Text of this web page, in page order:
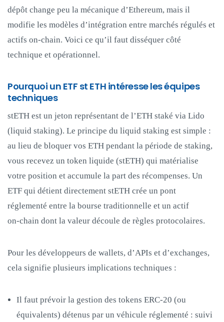
dépôt change peu la mécanique d’Ethereum, mais il
modifie les modèles d’intégration entre marchés régulés et
actifs on‑chain. Voici ce qu’il faut disséquer côté
technique et opérationnel.
Pourquoi un ETF st ETH intéresse les équipes
techniques
stETH est un jeton représentant de l’ETH staké via Lido
(liquid staking). Le principe du liquid staking est simple :
au lieu de bloquer vos ETH pendant la période de staking,
vous recevez un token liquide (stETH) qui matérialise
votre position et accumule la part des récompenses. Un
ETF qui détient directement stETH crée un pont
réglementé entre la bourse traditionnelle et un actif
on‑chain dont la valeur découle de règles protocolaires.
Pour les développeurs de wallets, d’APIs et d’exchanges,
cela signifie plusieurs implications techniques :
Il faut prévoir la gestion des tokens ERC‑20 (ou
équivalents) détenus par un véhicule réglementé : suivi